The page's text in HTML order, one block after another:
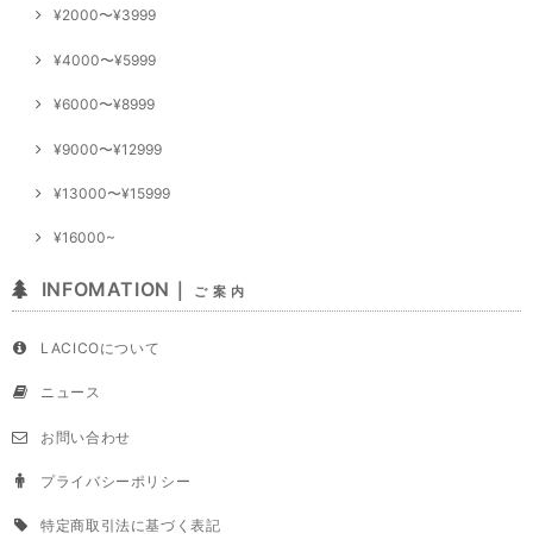
¥2000〜¥3999
¥4000〜¥5999
¥6000〜¥8999
¥9000〜¥12999
¥13000〜¥15999
¥16000~
INFOMATION｜ ご 案 内
LACICOについて
ニュース
お問い合わせ
プライバシーポリシー
特定商取引法に基づく表記